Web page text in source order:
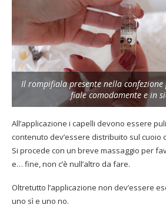
Il rompifiala presente nella
fiale comodamente e in
All’applicazione i capelli devono essere
contenuto dev’essere distribuito sul cuoio
Si procede con un breve massaggio per
e… fine, non c’è null’altro da fare.
Oltretutto l’applicazione non dev’essere
uno sì e uno no.